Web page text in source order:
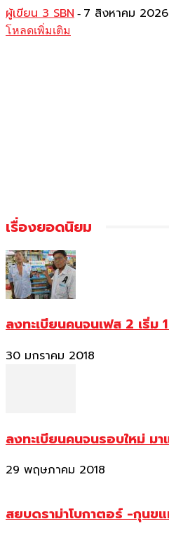
ผู้เขียน 3 SBN - 7 สิงหาคม 2026
โหลดเพิ่มเติม
เรื่องยอดนิยม
ลงทะเบียนคนจนเฟส 2 เริ่ม
30 มกราคม 2018
ลงทะเบียนคนจนรอบใหม่ ม
29 พฤษภาคม 2018
สยบดราม่าโบกาตอร์ -กุนข